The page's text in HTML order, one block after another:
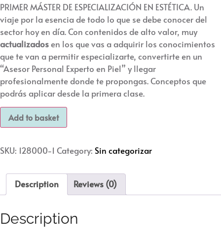
PRIMER MÁSTER DE ESPECIALIZACIÓN EN ESTÉTICA. Un
viaje por la esencia de todo lo que se debe conocer del
sector hoy en día. Con contenidos de alto valor, muy
actualizadosen los que vas a adquirir los conocimientos
que te van a permitir especializarte, convertirte en un
“Asesor Personal Experto en Piel” y llegar
profesionalmente donde te propongas. Conceptos que
podrás aplicar desde la primera clase.
Add to basket
SKU: 128000-1 Category: Sin categorizar
Description Reviews (0)
Description